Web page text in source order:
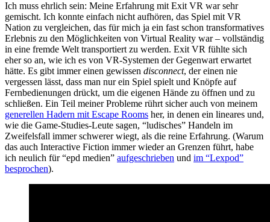
Ich muss ehrlich sein: Meine Erfahrung mit Exit VR war sehr
gemischt. Ich konnte einfach nicht aufhören, das Spiel mit VR
Nation zu vergleichen, das für mich ja ein fast schon transformatives
Erlebnis zu den Möglichkeiten von Virtual Reality war – vollständig
in eine fremde Welt transportiert zu werden. Exit VR fühlte sich
eher so an, wie ich es von VR-Systemen der Gegenwart erwartet
hätte. Es gibt immer einen gewissen disconnect, der einen nie
vergessen lässt, dass man nur ein Spiel spielt und Knöpfe auf
Fernbedienungen drückt, um die eigenen Hände zu öffnen und zu
schließen. Ein Teil meiner Probleme rührt sicher auch von meinem
generellen Hadern mit Escape Rooms her, in denen ein lineares und,
wie die Game-Studies-Leute sagen, “ludisches” Handeln im
Zweifelsfall immer schwerer wiegt, als die reine Erfahrung. (Warum
das auch Interactive Fiction immer wieder an Grenzen führt, habe
ich neulich für “epd medien” aufgeschrieben und im “Lexpod”
besprochen).